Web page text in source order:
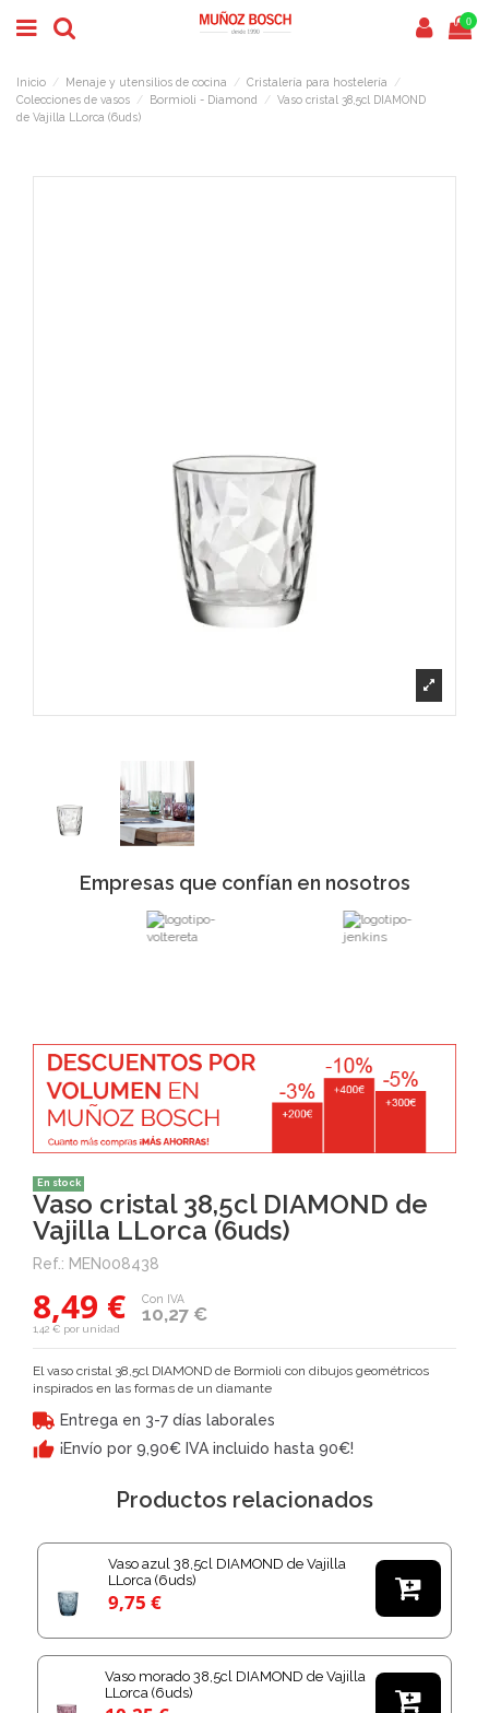
0
Inicio Menaje y utensilios de cocina
Cristalería para hostelería
Colecciones de vasos
Bormioli - Diamond
Vaso cristal 38,5cl DIAMOND
de Vajilla LLorca (6uds)
Empresas que confían en nosotros
En stock
Vaso cristal 38,5cl DIAMOND de
Vajilla LLorca (6uds)
Ref.: MEN008438
8,49 € 10,27 €
Con IVA
1,42 € por unidad
El vaso cristal 38,5cl DIAMOND de Bormioli con dibujos geométricos
inspirados en las formas de un diamante
Entrega en 3-7 días laborales
¡Envío por 9,90€ IVA incluido hasta 90€!
Productos relacionados
Vaso azul 38,5cl DIAMOND de Vajilla
LLorca (6uds)
9,75 € 
Vaso morado 38,5cl DIAMOND de Vajilla
LLorca (6uds)
